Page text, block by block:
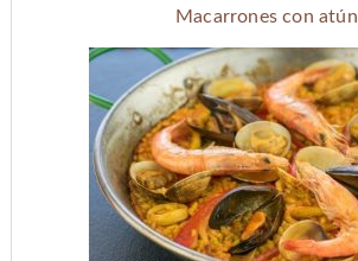
Macarrones con atún